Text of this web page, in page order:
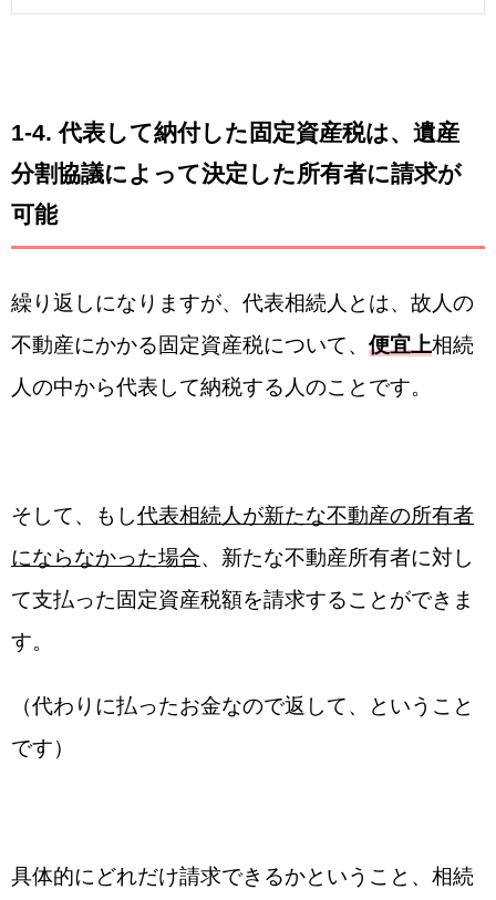
1-4.代表して納付した固定資産税は、遺産
分割協議によって決定した所有者に請求が
可能
繰り返しになりますが、代表相続人とは、故人の
不動産にかかる固定資産税について、 便宜上相続
人の中から代表して納税する人のことです。
そして、もし代表相続人が新たな不動産の所有者
にならなかった場合、新たな不動産所有者に対し
て支払った固定資産税額を請求することができま
す。
（代わりに払ったお金なので返して、ということ
です）
具体的にどれだけ請求できるかということ、相続